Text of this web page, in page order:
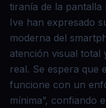
tiranía de la
Ive han expresado
moderna del
atención visual total
real. Se espera que
funcione con un
mínima”, confiando